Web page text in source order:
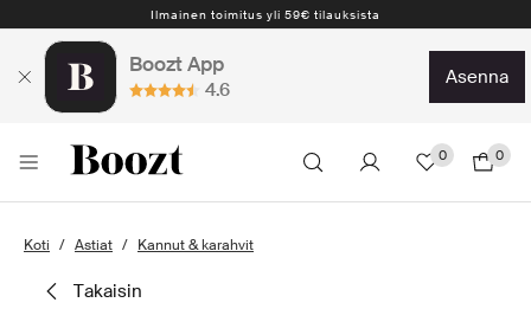
Ilmainen toimitus yli 59€ tilauksista
Boozt App
4.6
asenna
0 0
Koti Astiat Kannut & karahvit
takaisin